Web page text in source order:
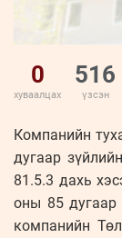
0
хуваалцах
516
үзсэн
Компанийн
дугаар
81.5.3 дахь
оны 85 дугаар
компанийн